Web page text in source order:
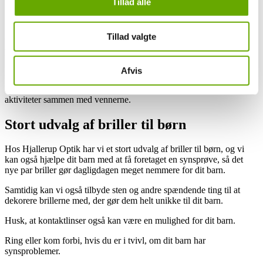
Tillad valgte
Afvis
Hos os i Hjallerup Optik har vi stor erfaring med at hjælpe børn med
at finde de rette briller. Selve typen komme an på barnets alder og
aktivitetsniveau. Det er vigtigt, når du vælger briller til børn, at
barnet kan lege og være med i aktiviteter som normalt.
barn også føler sig godt tilpas med dem i skolen og til andre
aktiviteter sammen med vennerne.
Stort udvalg af briller til børn
Hos Hjallerup Optik har vi et stort udvalg af briller til børn, og vi
kan også hjælpe dit barn med at få foretaget en synsprøve, så det
nye par briller gør dagligdagen meget nemmere for dit barn.
Samtidig kan vi også tilbyde sten og andre spændende ting til at
dekorere brillerne med, der gør dem helt unikke til dit barn.
Husk, at kontaktlinser også kan være en mulighed for dit barn.
Ring eller kom forbi, hvis du er i tvivl, om dit barn har
synsproblemer.